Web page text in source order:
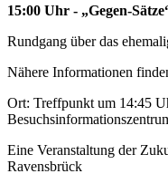
15:00 Uhr - „Gegen-
Rundgang über das
Nähere Informationen
Ort: Treffpunkt um 14:45
Eine Veranstaltung der
Ravensbrück